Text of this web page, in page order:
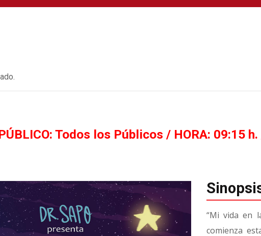
Entradas y abonos
Todos los Públicos / HORA: 09:15
“Mi vida en
comienza